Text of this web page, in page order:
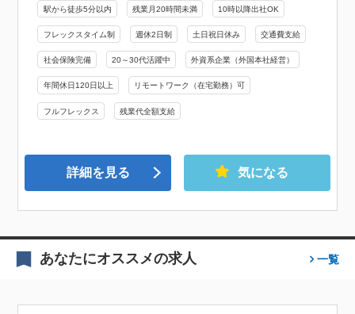
駅から徒歩5分以内 残業月20時間未満 10時以降出社OK
フレックスタイム制 週休2日制 土日祝日休み 交通費支給
社会保険完備 20～30代活躍中 外資系企業（外国本社経営）
年間休日120日以上 リモートワーク（在宅勤務）可
フルフレックス 残業代全額支給
詳細を見る 気になる
あなたにオススメの求人 一覧